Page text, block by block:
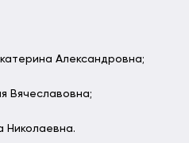
Александровна;
Вячеславовна;
Николаевна.